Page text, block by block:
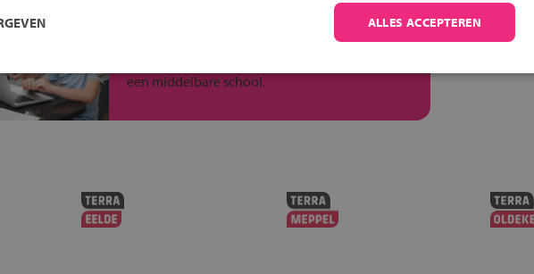
een middelbare school.
ALLES ACCEPTEREN